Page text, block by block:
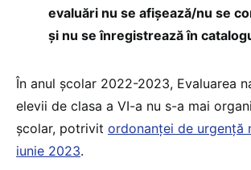
evaluări nu se afișează/nu se
și nu se înregistrează în
În anul școlar 2022-2023, Evaluarea
elevii de clasa a VI-a nu s-a mai
școlar, potrivit ordonanței de urgență
iunie 2023.